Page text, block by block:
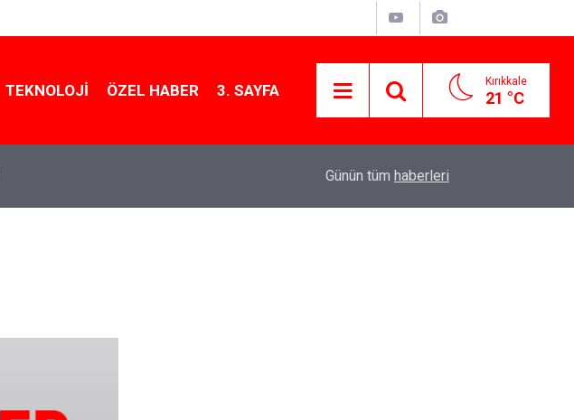
TEKNOLOJI ÖZEL HABER 3. SAYFA Kırıkkale
21 °C
Kırıkkale'de çekiciye çarpan kamyon hurdaya
Günün tüm haberleri